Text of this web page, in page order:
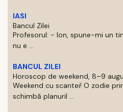
IASI
Bancul Zilei
Profesorul: - Ion, spune-mi un
nu e ...
BANCUL ZILEI
Horoscop de weekend, 8–9
Weekend cu scantei! O zodie
schimbă planuril ...